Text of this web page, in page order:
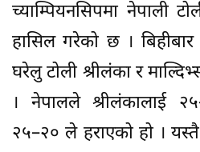
च्याम्पियनसिपमा नेपाली
हासिल गरेको छ ।
घरेलु टोली श्रीलंका र
। नेपालले श्रीलंकालाई
२५–२० ले हराएको हो ।